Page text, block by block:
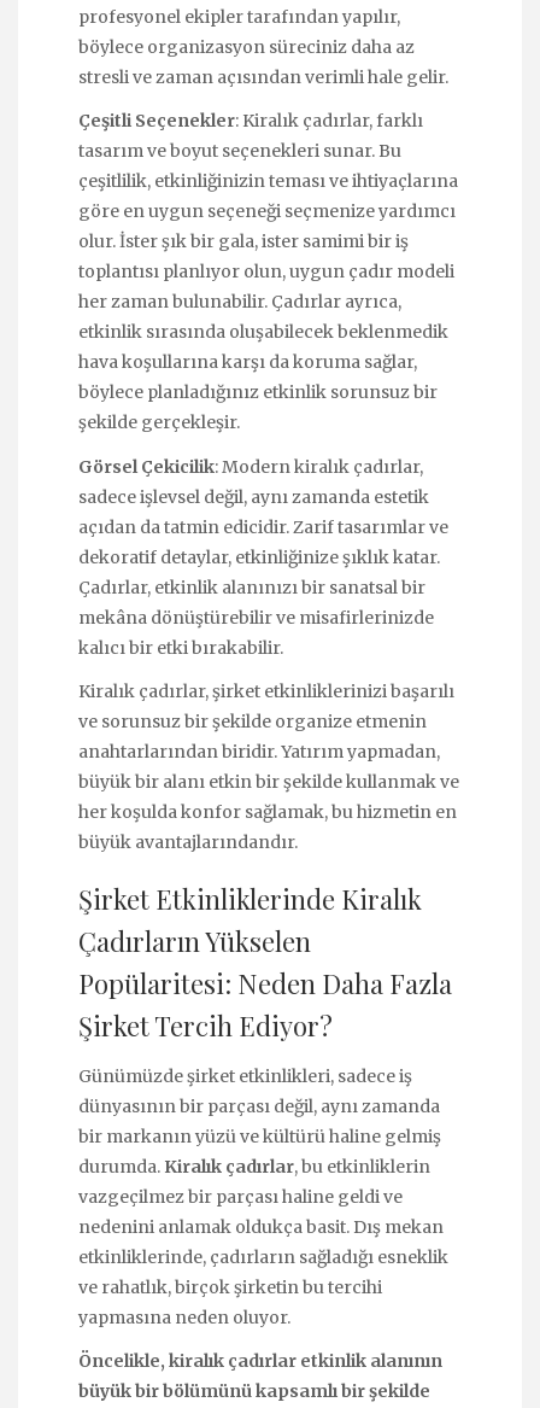
profesyonel ekipler tarafından yapılır,
böylece organizasyon süreciniz daha az
stresli ve zaman açısından verimli hale gelir.
Çeşitli Seçenekler: Kiralık çadırlar, farklı
tasarım ve boyut seçenekleri sunar. Bu
çeşitlilik, etkinliğinizin teması ve ihtiyaçlarına
göre en uygun seçeneği seçmenize yardımcı
olur. İster şık bir gala, ister samimi bir iş
toplantısı planlıyor olun, uygun çadır modeli
her zaman bulunabilir. Çadırlar ayrıca,
etkinlik sırasında oluşabilecek beklenmedik
hava koşullarına karşı da koruma sağlar,
böylece planladığınız etkinlik sorunsuz bir
şekilde gerçekleşir.
Görsel Çekicilik: Modern kiralık çadırlar,
sadece işlevsel değil, aynı zamanda estetik
açıdan da tatmin edicidir. Zarif tasarımlar ve
dekoratif detaylar, etkinliğinize şıklık katar.
Çadırlar, etkinlik alanınızı bir sanatsal bir
mekâna dönüştürebilir ve misafirlerinizde
kalıcı bir etki bırakabilir.
Kiralık çadırlar, şirket etkinliklerinizi başarılı
ve sorunsuz bir şekilde organize etmenin
anahtarlarından biridir. Yatırım yapmadan,
büyük bir alanı etkin bir şekilde kullanmak ve
her koşulda konfor sağlamak, bu hizmetin en
büyük avantajlarındandır.
Şirket Etkinliklerinde Kiralık
Çadırların Yükselen
Popülaritesi: Neden Daha Fazla
Şirket Tercih Ediyor?
Günümüzde şirket etkinlikleri, sadece iş
dünyasının bir parçası değil, aynı zamanda
bir markanın yüzü ve kültürü haline gelmiş
durumda. Kiralık çadırlar, bu etkinliklerin
vazgeçilmez bir parçası haline geldi ve
nedenini anlamak oldukça basit. Dış mekan
etkinliklerinde, çadırların sağladığı esneklik
ve rahatlık, birçok şirketin bu tercihi
yapmasına neden oluyor.
Öncelikle, kiralık çadırlar etkinlik alanının
büyük bir bölümünü kapsamlı bir şekilde